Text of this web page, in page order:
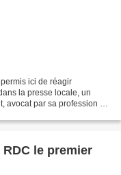
ici de réagir
la presse locale, un
avocat par sa profession et
le premier